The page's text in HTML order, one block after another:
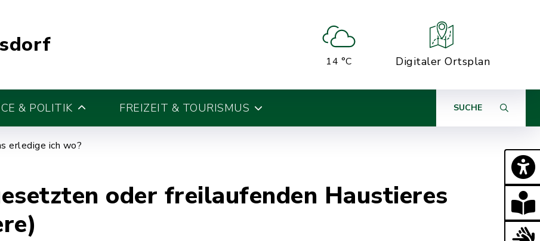
14 °C Digitaler Ortsplan
& POLITIK FREIZEIT & TOURISMUS SUCHE
erledige ich wo?
oder freilaufenden Haustieres